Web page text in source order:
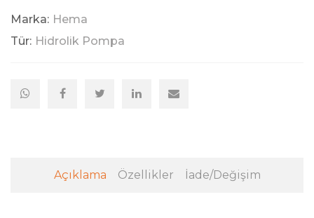
Marka: Hema
Tür: Hidrolik Pompa
Açıklama Özellikler İade/Değişim